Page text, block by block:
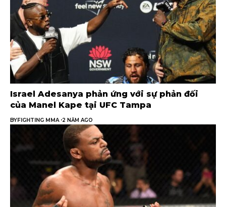
Israel Adesanya phản ứng với sự phản đối
của Manel Kape tại UFC Tampa
BYFIGHTING MMA 2 NĂM AGO